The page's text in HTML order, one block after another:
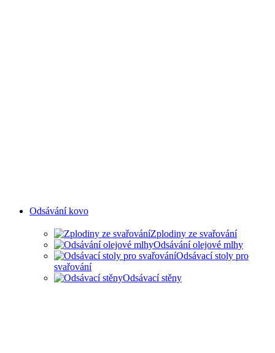
Odsávání kovo
Zplodiny ze svařování
Odsávání olejové mlhy
Odsávací stoly pro
svařování
Odsávací stěny